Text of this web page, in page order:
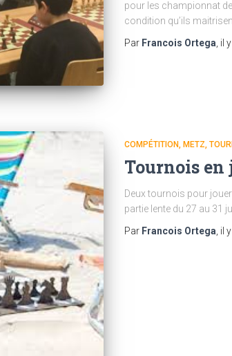
pour les championnat
condition qu’ils
Par Francois Ortega , il
COMPÉTITION METZ
Tournois
Deux tournois pour
partie lente du 27 au 31
Par Francois Ortega, il